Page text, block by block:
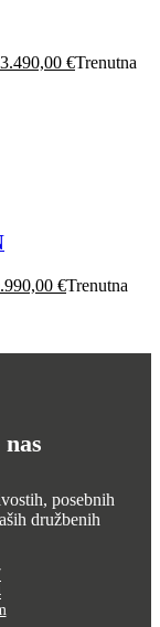
€Trenutna
€Trenutna
posebnih
družbenih